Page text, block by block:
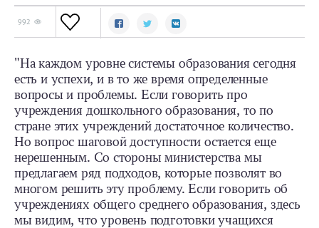
992
"На каждом уровне системы образования сегодня
есть и успехи, и в то же время определенные
вопросы и проблемы. Если говорить про
учреждения дошкольного образования, то по
стране этих учреждений достаточное количество.
Но вопрос шаговой доступности остается еще
нерешенным. Со стороны министерства мы
предлагаем ряд подходов, которые позволят во
многом решить эту проблему. Если говорить об
учреждениях общего среднего образования, здесь
мы видим, что уровень подготовки учащихся